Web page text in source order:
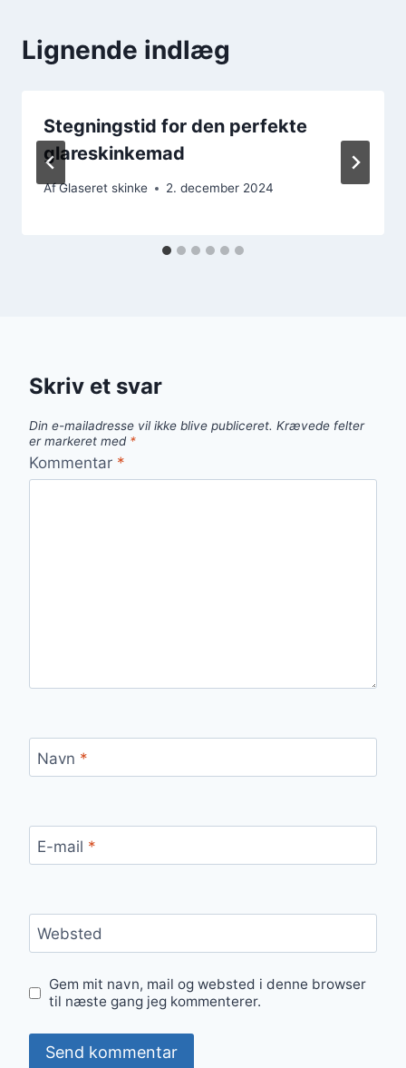
Lignende indlæg
Stegningstid for den perfekte
glareskinkemad
AfGlaseret skinke 2. december 2024
Skriv et svar
Din e-mailadresse vil ikke blive publiceret. Krævede felter
er markeret med *
Kommentar *
Navn *
E-mail *
Websted
Gem mit navn, mail og websted i denne browser
til næste gang jeg kommenterer.